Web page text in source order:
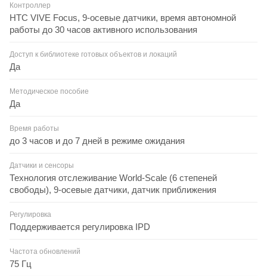
Контроллер
HTC VIVE Focus, 9-осевые датчики, время автономной
работы до 30 часов активного использования
Доступ к библиотеке готовых объектов и локаций
Да
Методическое пособие
Да
Время работы
до 3 часов и до 7 дней в режиме ожидания
Датчики и сенсоры
Технология отслеживание World-Sсаle (6 степеней
свободы), 9-осевые датчики, датчик приближения
Регулировка
Поддерживается регулировка IPD
Частота обновлений
75 Гц